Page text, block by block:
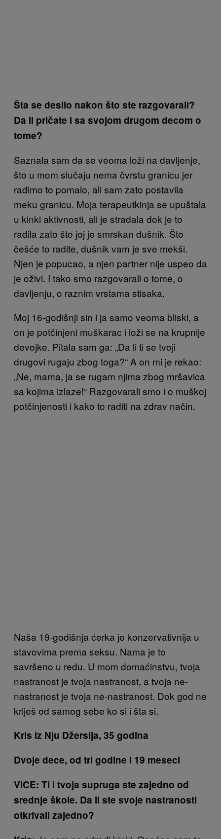
Šta se desilo nakon što ste razgovarali?
Da li pričate i sa svojom drugom decom o
tome?
Saznala sam da se veoma loži na davljenje,
što u mom slučaju nema čvrstu granicu jer
radimo to pomalo, ali sam zato postavila
meku granicu. Moja terapeutkinja se upuštala
u kinki aktivnosti, ali je stradala dok je to
radila zato što joj je smrskan dušnik. Što
češće to radite, dušnik vam je sve mekši.
Njen je popucao, a njen partner nije uspeo da
je oživi. I tako smo razgovarali o tome, o
davljenju, o raznim vrstama stisaka.
Moj 16-godišnji sin i ja samo veoma bliski, a
on je potčinjeni muškarac i loži se na krupnije
devojke. Pitala sam ga: „Da li ti se tvoji
drugovi rugaju zbog toga?“ A on mi je rekao:
„Ne, mama, ja se rugam njima zbog mršavica
sa kojima izlaze!“ Razgovarali smo i o muškoj
potčinjenosti i kako to raditi na zdrav način.
Naša 19-godišnja ćerka je konzervativnija u
stavovima prema seksu. Nama je to
savršeno u redu. U mom domaćinstvu, tvoja
nastranost je tvoja nastranost, a tvoja ne-
nastranost je tvoja ne-nastranost. Dok god ne
kriješ od samog sebe ko si i šta si.
Kris iz Nju Džersija, 35 godina
Dvoje dece, od tri godine i 19 meseci
VICE: Ti i tvoja supruga ste zajedno od
srednje škole. Da li ste svoje nastranosti
otkrivali zajedno?